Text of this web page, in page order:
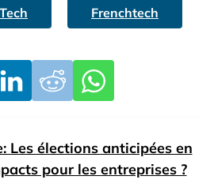
Tech Frenchtech
Les élections anticipées en
pour les entreprises ?